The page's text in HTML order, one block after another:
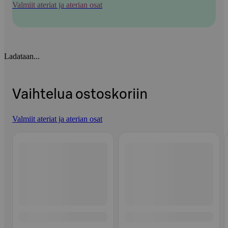
Valmiit ateriat ja aterian osat
Ladataan...
Vaihtelua ostoskoriin
Valmiit ateriat ja aterian osat